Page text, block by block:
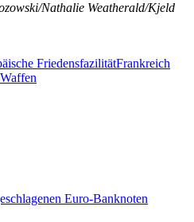
Nathalie Weatherald/Kjeld
FriedensfazilitätFrankreich
Waffen
Euro-Banknoten